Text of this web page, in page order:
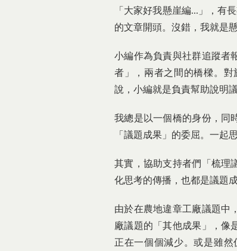
「大家好我懸崖編...」，有
的文章開頭。沒錯，我就是
小編作為負責與社群追蹤者
者」，兩者之間的橋樑。
說，小編就是負責幫助說明
我總是以一個橋的身份，同
「議題成果」的委屈。一起
其實，協助支持者們「梳理
化思考的傳播，也都是議題成
由於在農地違章工廠議題中
廠議題的「其他成果」，像
正在一個個減少。或是雖